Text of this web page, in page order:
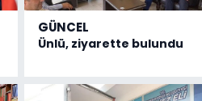
GÜNCEL
Ünlü, ziyarette bulundu